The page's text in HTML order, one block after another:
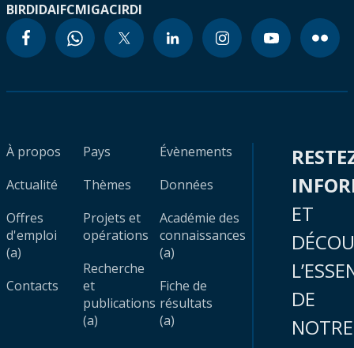
BIRDIDAIFCMIGACIRDI
À propos
Actualité
Offres
d'emploi
(a)
Contacts
Pays
Thèmes
Projets et
opérations
Recherche
et
publications
(a)
Évènements
Données
Académie des
connaissances
(a)
Fiche de
résultats
(a)
ET
DE
NOTRE